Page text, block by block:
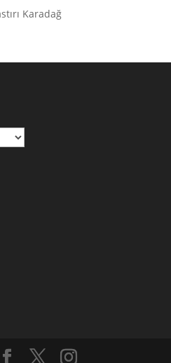
Karadağ